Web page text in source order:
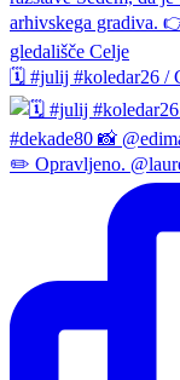
🗓️ #julij #koledar26 /
✏️ Opravljeno.